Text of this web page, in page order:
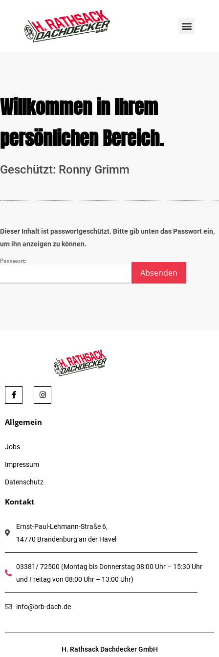
Willkommen in Ihrem
persönlichen Bereich.
Geschützt: Ronny Grimm
Dieser Inhalt ist passwortgeschützt. Bitte gib unten das Passwort ein,
um ihn anzeigen zu können.
Passwort:
Allgemein
Jobs
Impressum
Datenschutz
Kontakt
Ernst-Paul-Lehmann-Straße 6,
14770 Brandenburg an der Havel
03381/ 72500 (Montag bis Donnerstag 08:00 Uhr – 15:30 Uhr
und Freitag von 08:00 Uhr – 13:00 Uhr)
info@brb-dach.de
H. Rathsack Dachdecker GmbH